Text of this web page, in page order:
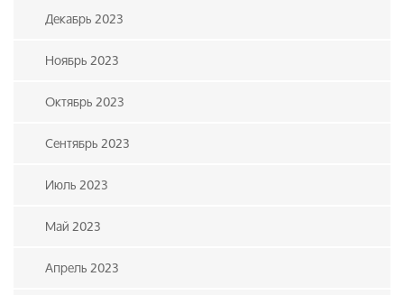
Декабрь 2023
Ноябрь 2023
Октябрь 2023
Сентябрь 2023
Июль 2023
Май 2023
Апрель 2023